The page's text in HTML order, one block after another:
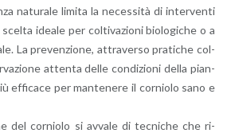
na­tu­ra­le li­mi­ta la ne­ces­si­tà di in­ter­ven­ti
idea­le per col­ti­va­zio­ni bio­lo­g­i­che o a
La pre­ven­zio­ne, at­tra­ver­so pra­ti­che col­
at­ten­ta delle con­di­zio­ni della pian­
ef­fi­ca­ce per man­te­ne­re il cor­nio­lo sano e
del cor­nio­lo si av­va­le di tec­ni­che che ri­